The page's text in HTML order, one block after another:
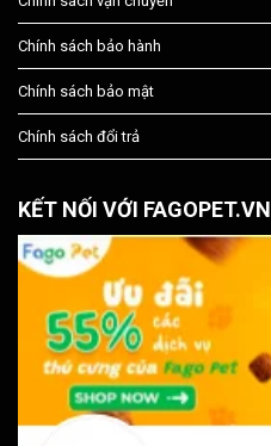
Chính sách bảo hành
Chính sách bảo mật
Chính sách đổi trả
KẾT NỐI VỚI FAGOPET.VN